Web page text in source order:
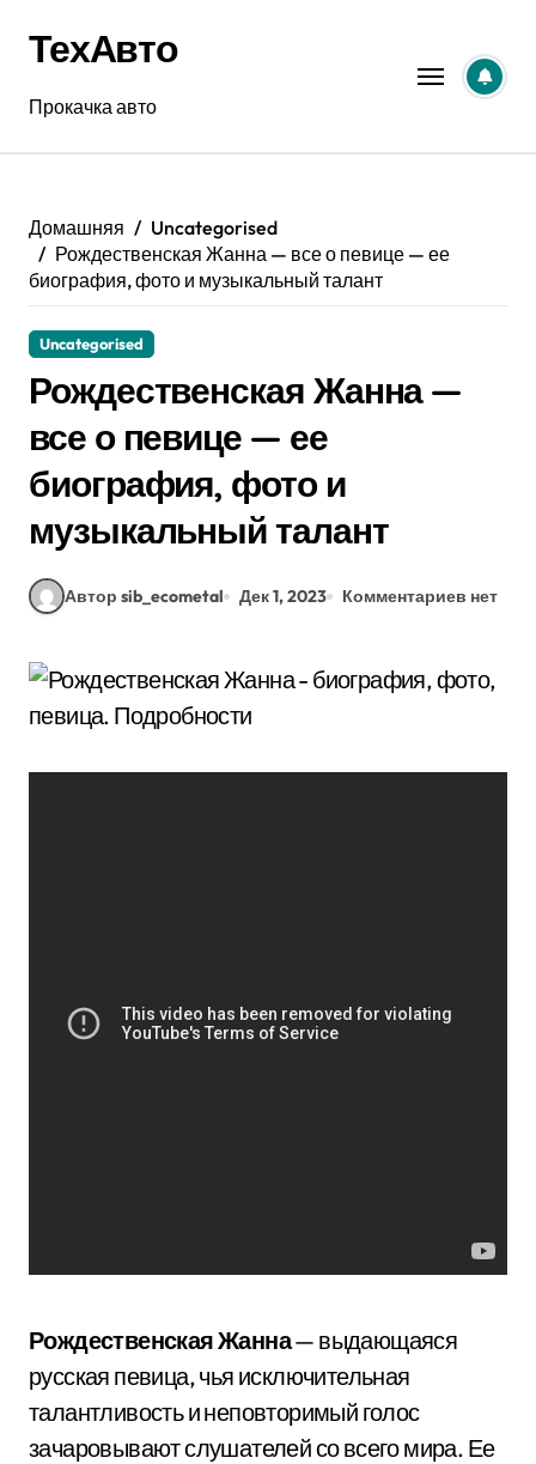
содержанию
ТехАвто
Прокачка авто
Домашняя
Uncategorised
Рождественская Жанна — все о певице — ее
биография, фото и музыкальный талант
Uncategorised
Рождественская Жанна —
все о певице — ее
биография, фото и
музыкальный талант
Автор sib_ecometal Дек 1, 2023 Комментариев нет
Рождественская Жанна— выдающаяся
русская певица, чья исключительная
талантливость и неповторимый голос
зачаровывают слушателей со всего мира. Ее